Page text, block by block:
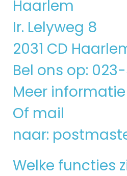
Haarlem
Ir. Lelyweg 8
2031 CD
Bel ons op:
Meer
Of mail
naar:
Welke functies